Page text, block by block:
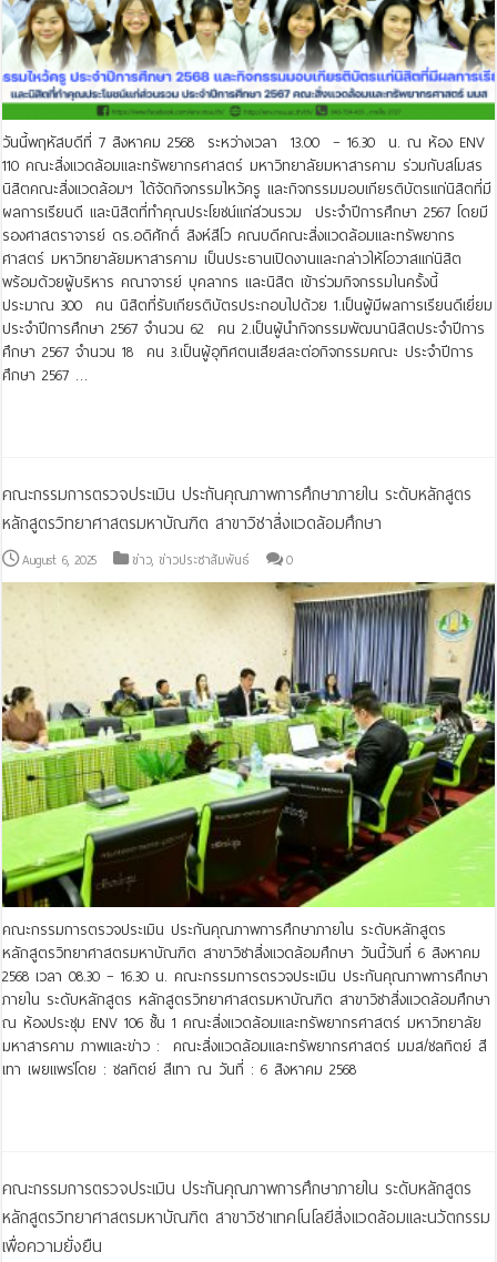
วันนี้พฤหัสบดีที่ 7 สิงหาคม 2568 ระหว่างเวลา 13.00 – 16.30 น. ณ ห้อง ENV
110 คณะสิ่งแวดล้อมและทรัพยากรศาสตร์ มหาวิทยาลัยมหาสารคาม ร่วมกับสโมสร
นิสิตคณะสิ่งแวดล้อมฯ ได้จัดกิจกรรมไหว้ครู และกิจกรรมมอบเกียรติบัตรแก่นิสิตที่มี
ผลการเรียนดี และนิสิตที่ทำคุณประโยชน์แก่ส่วนรวม ประจำปีการศึกษา 2567 โดยมี
รองศาสตราจารย์ ดร.อดิศักดิ์ สิงห์สีโว คณบดีคณะสิ่งแวดล้อมและทรัพยากร
ศาสตร์ มหาวิทยาลัยมหาสารคาม เป็นประธานเปิดงานและกล่าวให้โอวาสแก่นิสิต
พร้อมด้วยผู้บริหาร คณาจารย์ บุคลากร และนิสิต เข้าร่วมกิจกรรมในครั้งนี้
ประมาณ 300 คน นิสิตที่รับเกียรติบัตรประกอบไปด้วย 1.เป็นผู้มีผลการเรียนดีเยี่ยม
ประจำปีการศึกษา 2567 จำนวน 62 คน 2.เป็นผู้นำกิจกรรมพัฒนานิสิตประจำปีการ
ศึกษา 2567 จำนวน 18 คน 3.เป็นผู้อุทิศตนเสียสละต่อกิจกรรมคณะ ประจำปีการ
ศึกษา 2567 …
คณะกรรมการตรวจประเมิน ประกันคุณภาพการศึกษาภายใน ระดับหลักสูตร
หลักสูตรวิทยาศาสตรมหาบัณฑิต สาขาวิชาสิ่งแวดล้อมศึกษา
August 6, 2025 ข่าว,ข่าวประชาสัมพันธ์ 0
คณะกรรมการตรวจประเมิน ประกันคุณภาพการศึกษาภายใน ระดับหลักสูตร
หลักสูตรวิทยาศาสตรมหาบัณฑิต สาขาวิชาสิ่งแวดล้อมศึกษา วันนี้วันที่ 6 สิงหาคม
2568 เวลา 08.30 – 16.30 น. คณะกรรมการตรวจประเมิน ประกันคุณภาพการศึกษา
ภายใน ระดับหลักสูตร หลักสูตรวิทยาศาสตรมหาบัณฑิต สาขาวิชาสิ่งแวดล้อมศึกษา
ณ ห้องประชุม ENV 106 ชั้น 1 คณะสิ่งแวดล้อมและทรัพยากรศาสตร์ มหาวิทยาลัย
มหาสารคาม ภาพและข่าว : คณะสิ่งแวดล้อมและทรัพยากรศาสตร์ มมส/ชลทิตย์ สี
เทา เผยแพร่โดย : ชลทิตย์ สีเทา ณ วันที่ : 6 สิงหาคม 2568
คณะกรรมการตรวจประเมิน ประกันคุณภาพการศึกษาภายใน ระดับหลักสูตร
หลักสูตรวิทยาศาสตรมหาบัณฑิต สาขาวิชาเทคโนโลยีสิ่งแวดล้อมและนวัตกรรม
เพื่อความยั่งยืน